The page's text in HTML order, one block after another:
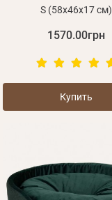
S (58x46x17 см)
1570.00грн
Купить